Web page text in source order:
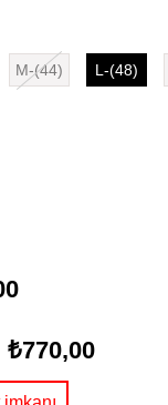
M-(44) L-(48)
₺770,00